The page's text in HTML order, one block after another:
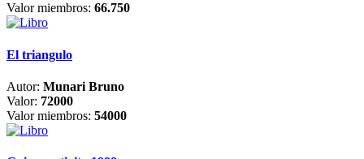
Valor miembros: 66.750
El triangulo
Autor: Munari Bruno
Valor: 72000
Valor miembros: 54000